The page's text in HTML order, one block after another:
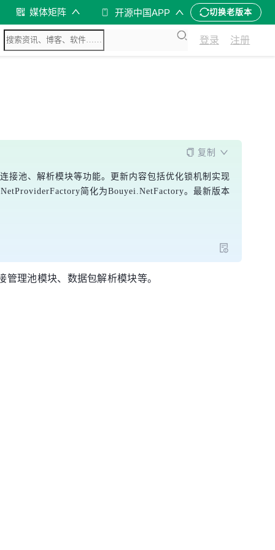
媒体矩阵 开源中国APP 切换老版本
登录 注册
复制
接池、解析模块等功能。更新内容包括优化锁机制实现
简化为Bouyei.NetFactory。最新版本
理池模块、数据包解析模块等。